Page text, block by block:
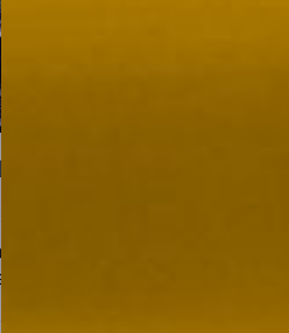
tillträder som ny ledare
Hattula att leda
sitt ansvar i Finland. Detta sker